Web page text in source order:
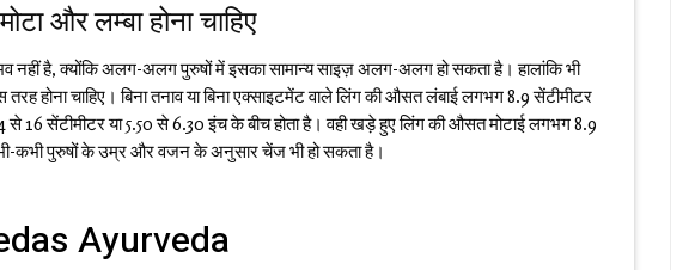
और लम्बा होना चाहिए
नहीं है, क्योंकि अलग-अलग पुरुषों में इसका सामान्य साइज़ अलग-अलग हो सकता है। हालांकि भी
होना चाहिए। बिना तनाव या बिना एक्साइटमेंट वाले लिंग की औसत लंबाई लगभग 8.9 सेंटीमीटर
16 सेंटीमीटर या 5.50 से 6.30 इंच के बीच होता है। वही खड़े हुए लिंग की औसत मोटाई लगभग 8.9
कभी पुरुषों के उम्र और वजन के अनुसार चेंज भी हो सकता है।
Ayurveda